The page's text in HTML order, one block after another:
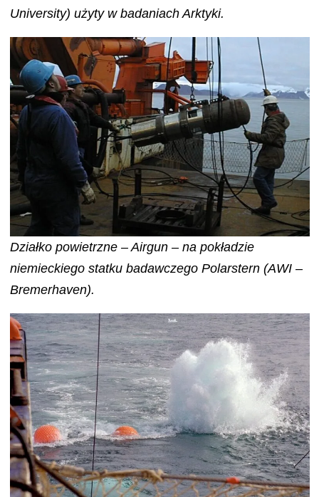
University) użyty w badaniach Arktyki.
Działko powietrzne – Airgun – na pokładzie
niemieckiego statku badawczego Polarstern (AWI –
Bremerhaven).